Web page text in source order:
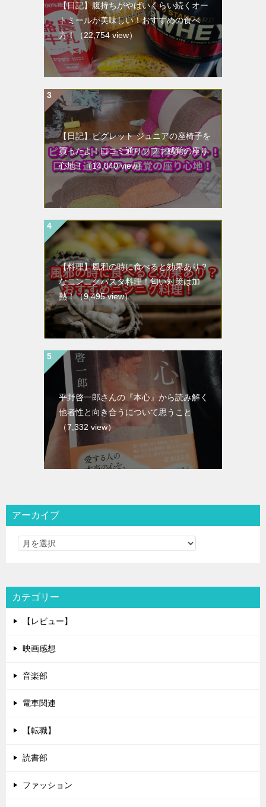
【日記】腹持ちがやばいくらい続くオー
トミールが美味しい！おすすめの食べ
方！
（22,754 view）
【日記】ピグレット ジュニアの座椅子を
買ったよ！口コミ通りソファ感覚の座り
心地！（14,040 view）
【料理】風邪の時に食べると効果あり？
なニンニクパスタ料理！匂い対策は加
熱！（9,495 view）
平野啓一郎さんの『本心』から読み解く
他者性と向き合うについて思うこと
（7,332 view）
アーカイブ
カテゴリー
【レビュー】
映画感想
音楽部
電車関連
【転職】
読書部
ファッション